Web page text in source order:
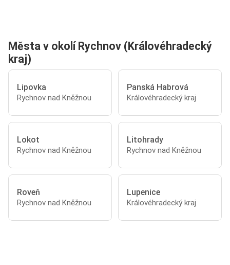
Města v okolí Rychnov (Královéhradecký
kraj)
Lipovka
Rychnov nad Kněžnou
Panská Habrová
Královéhradecký kraj
Lokot
Rychnov nad Kněžnou
Litohrady
Rychnov nad Kněžnou
Roveň
Rychnov nad Kněžnou
Lupenice
Královéhradecký kraj